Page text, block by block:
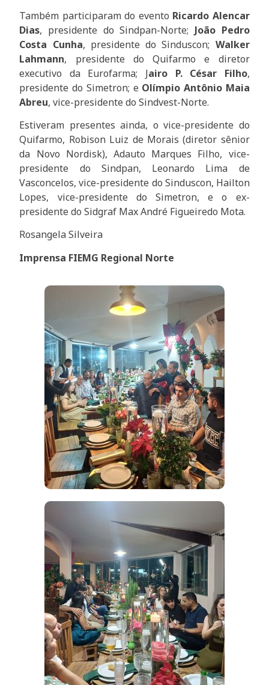
Também participaram do evento Ricardo Alencar
Dias, presidente do Sindpan-Norte; João Pedro
Costa Cunha, presidente do Sinduscon; Walker
Lahmann, presidente do Quifarmo e diretor
executivo da Eurofarma; Jairo P. César Filho,
presidente do Simetron; e Olímpio Antônio Maia
Abreu, vice-presidente do Sindvest-Norte.
Estiveram presentes ainda, o vice-presidente do
Quifarmo, Robison Luiz de Morais (diretor sênior
da Novo Nordisk), Adauto Marques Filho, vice-
presidente do Sindpan, Leonardo Lima de
Vasconcelos, vice-presidente do Sinduscon, Hailton
Lopes, vice-presidente do Simetron, e o ex-
presidente do Sidgraf Max André Figueiredo Mota.
Rosangela Silveira
Imprensa FIEMG Regional Norte